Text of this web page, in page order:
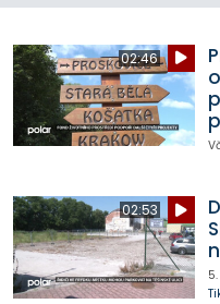
02:46
02:53